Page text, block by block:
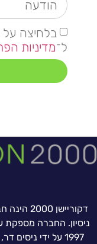
בלחיצה על
ל־מדיניות
ניסיון. החברה מספקת
1997 על ידי ניסים דר, בעל ניסיון מקצועי רב בתחום עיצוב הנוף.